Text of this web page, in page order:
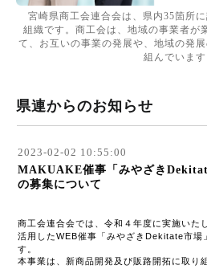
宮崎県商工会連合会は、県内35箇所
組織です。商工会は、地域の事業者が
て、お互いの事業の発展や、地域の発
組んでいます
県連からのお知らせ
2023-02-02 10:55:00
MAKUAKE催事「みやざき
の募集について
商工会連合会では、令和４年度に実施いた
活用したWEB催事「みやざき Dekitate市場
す。
本事業は、新商品開発及び販路開拓に取り